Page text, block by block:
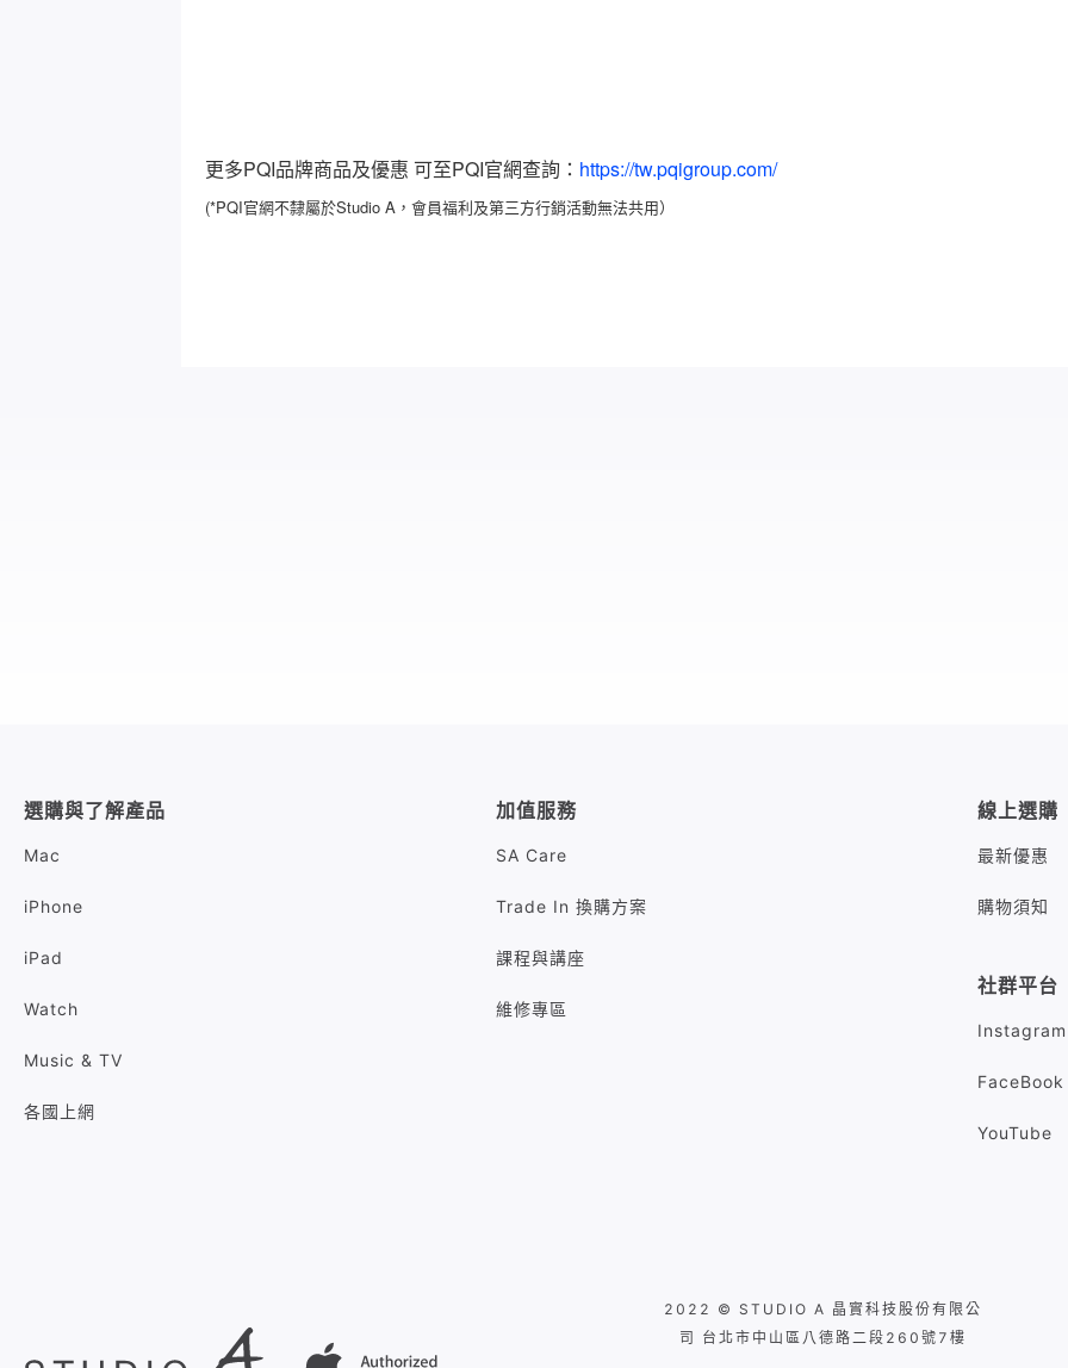
更多PQI品牌商品及優惠 可至PQI官網查詢： https://tw.pqigroup.com/
(*PQI官網不隸屬於Studio A，會員福利及第三方行銷活動無法共用）
選購與了解產品
Mac
iPhone
iPad
Watch
Music & TV
各國上網
加值服務
SA Care
Trade In 換購方案
課程與講座
維修專區
線上選購
最新優惠
購物須知
社群平台
Instagram
FaceBook
YouTube
2022 © STUDIO A 晶實科技股份有限公
司 台北市中山區八德路二段260號7樓